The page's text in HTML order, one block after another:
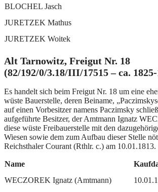
BLOCHEL Jasch
JURETZEK Mathus
JURETZEK Woitek
Alt Tarnowitz, Freigut Nr. 18
(82/192/0/3.18/III/17515 – ca.
Es handelt sich beim Freigut Nr. 18 um eine
wüste Bauerstelle, deren Beiname,
auf einen Vorbesitzer namens Paczimsky
aufgeführte Besitzer, der Amtmann Ignatz
diese wüste Freibauerstelle mit den
Wiesen sowie dem zum Aufbau dieser Stelle
Reichsthaler Courant (Rthlr. c.) am 10.01.1813.
Name
WECZOREK Ignatz (Amtmann)